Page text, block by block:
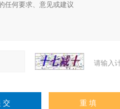
请输入